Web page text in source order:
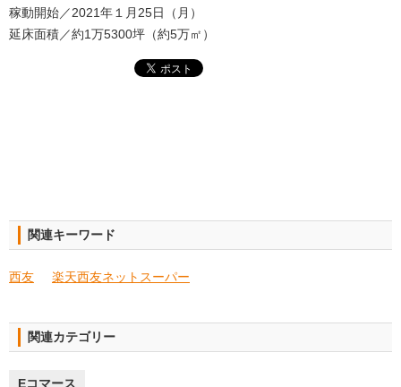
稼動開始／2021年１月25日（月）
延床面積／約1万5300坪（約5万㎡）
関連キーワード
西友 楽天西友ネットスーパー
関連カテゴリー
Eコマース